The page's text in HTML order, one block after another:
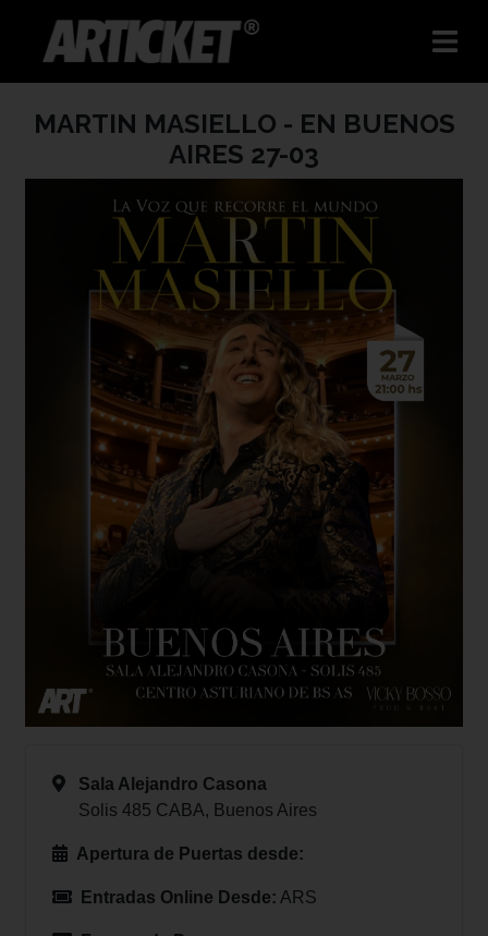
MARTIN MASIELLO - EN BUENOS
AIRES 27-03
Sala Alejandro Casona
Solis 485 CABA, Buenos Aires
Apertura de Puertas desde:
Entradas Online Desde: ARS